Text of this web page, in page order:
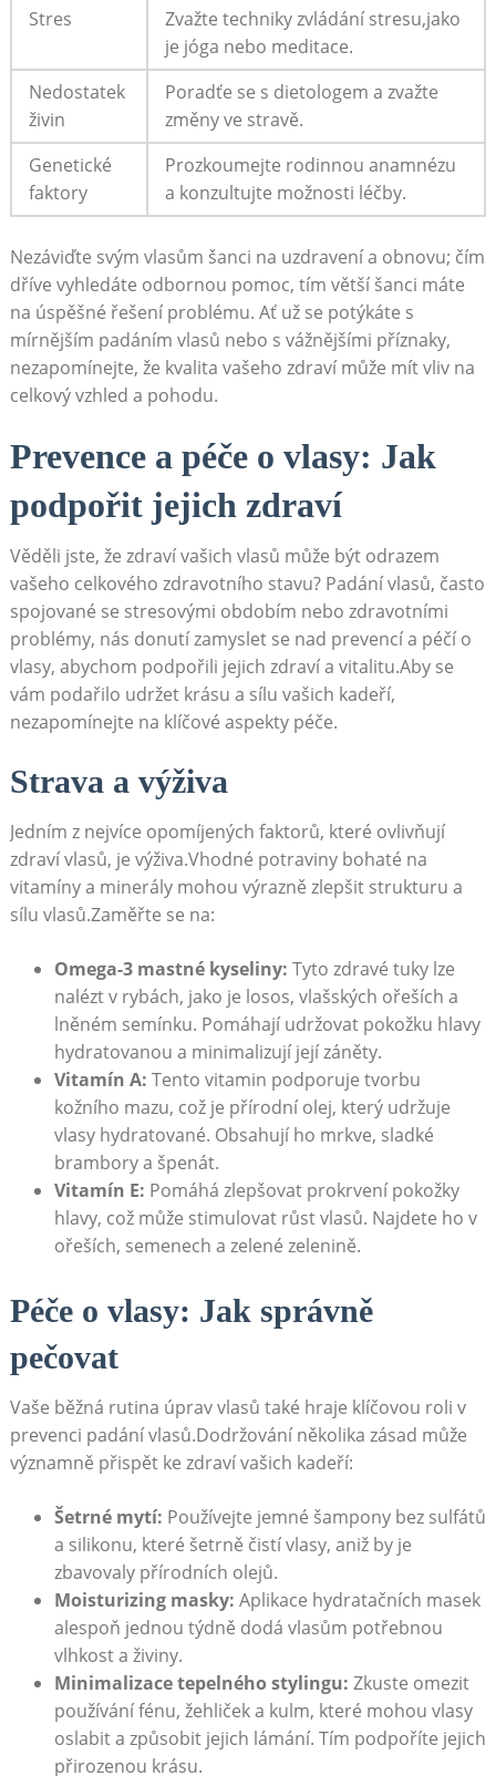
Stres
Zvažte ⁣techniky zvládání stresu,jako
je jóga nebo meditace.
Nedostatek​
živin
Poradťe se s dietologem a ‌zvažte
změny‌ ve stravě.
Genetické
faktory
Prozkoumejte rodinnou anamnézu
a konzultujte možnosti léčby.
Nezáviďte svým vlasům šanci na uzdravení a obnovu; čím⁢
dříve vyhledáte odbornou pomoc, ⁣tím větší šanci‍ máte
na⁢ úspěšné ‍řešení problému.​ Ať už se potýkáte s
⁣mírnějším padáním vlasů nebo s vážnějšími příznaky,
nezapomínejte, že ⁢kvalita vašeho zdraví může mít vliv na
celkový vzhled a pohodu.
Prevence a‍ péče o vlasy: Jak
podpořit jejich ​zdraví
Věděli jste, že zdraví vašich vlasů může být odrazem
vašeho celkového zdravotního stavu? Padání ​vlasů, ⁤často
spojované se stresovými obdobím nebo zdravotními
problémy, ​nás donutí zamyslet se nad prevencí a péčí o
vlasy, abychom podpořili jejich zdraví a vitalitu.Aby se
vám podařilo udržet krásu a⁢ sílu vašich kadeří,⁤
nezapomínejte na klíčové aspekty ‍péče.
Strava a výživa
Jedním⁣ z nejvíce opomíjených faktorů, které ovlivňují
zdraví vlasů, je výživa.Vhodné potraviny bohaté na
vitamíny a minerály mohou výrazně ​zlepšit strukturu a
sílu vlasů.Zaměřte se na:
Omega-3 mastné ​kyseliny: Tyto zdravé tuky lze
nalézt ⁣v rybách, jako ​je‌ losos, vlašských ořeších a
lněném semínku. Pomáhají udržovat pokožku hlavy
hydratovanou a​ minimalizují její záněty.
Vitamín⁤ A: Tento vitamin podporuje tvorbu
kožního mazu, což⁣ je‌ přírodní olej, ‌který‍ udržuje
vlasy hydratované. Obsahují ho mrkve, sladké
brambory a špenát.
Vitamín E: Pomáhá zlepšovat prokrvení⁢ pokožky
hlavy, což může stimulovat růst‌ vlasů. Najdete ho v
ořeších, semenech a zelené zelenině.
Péče o vlasy: Jak správně
pečovat
Vaše běžná rutina úprav vlasů také hraje klíčovou roli v
prevenci padání vlasů.Dodržování několika zásad může
významně přispět ke⁢ zdraví‍ vašich kadeří:
Šetrné mytí: Používejte jemné šampony bez sulfátů
a silikonu, které šetrně čistí vlasy, aniž by je
‍zbavovaly přírodních ‍olejů.
Moisturizing⁢ masky: Aplikace hydratačních masek
alespoň jednou týdně dodá vlasům potřebnou
vlhkost a živiny.
Minimalizace tepelného stylingu: Zkuste ⁤omezit⁢
používání fénu, žehliček ​a kulm, které ‌mohou vlasy
oslabit a způsobit jejich lámání. Tím podpoříte ​jejich
přirozenou krásu.